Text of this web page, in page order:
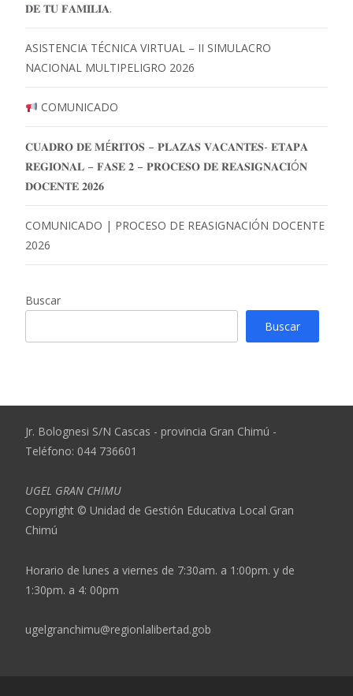
𝐃𝐄 𝐓𝐔 𝐅𝐀𝐌𝐈𝐋𝐈𝐀.
ASISTENCIA TÉCNICA VIRTUAL – II SIMULACRO
NACIONAL MULTIPELIGRO 2026
COMUNICADO
𝐂𝐔𝐀𝐃𝐑𝐎 𝐃𝐄 𝐌É𝐑𝐈𝐓𝐎𝐒 – 𝐏𝐋𝐀𝐙𝐀𝐒 𝐕𝐀𝐂𝐀𝐍𝐓𝐄𝐒- 𝐄𝐓𝐀𝐏𝐀
𝐑𝐄𝐆𝐈𝐎𝐍𝐀𝐋 – 𝐅𝐀𝐒𝐄 𝟐 – 𝐏𝐑𝐎𝐂𝐄𝐒𝐎 𝐃𝐄 𝐑𝐄𝐀𝐒𝐈𝐆𝐍𝐀𝐂𝐈Ó𝐍
𝐃𝐎𝐂𝐄𝐍𝐓𝐄 𝟐𝟎𝟐𝟔
COMUNICADO | PROCESO DE REASIGNACIÓN DOCENTE
2026
Buscar
Buscar
Jr. Bolognesi S/N Cascas - provincia Gran Chimú -
Teléfono: 044 736601
UGEL GRAN CHIMU
Copyright © Unidad de Gestión Educativa Local Gran
Chimú
Horario de lunes a viernes de 7:30am. a 1:00pm. y de
1:30pm. a 4: 00pm
ugelgranchimu@regionlalibertad.gob